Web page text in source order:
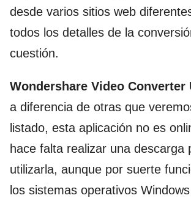
desde varios sitios web
todos los detalles de la
cuestión.
Wondershare Video Converter
a diferencia de otras que
listado, esta aplicación no es
hace falta realizar una descarga
utilizarla, aunque por suerte
los sistemas operativos